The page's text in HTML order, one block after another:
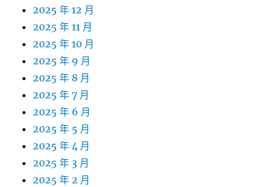
2025 年 12 月
2025 年 11 月
2025 年 10 月
2025 年 9 月
2025 年 8 月
2025 年 7 月
2025 年 6 月
2025 年 5 月
2025 年 4 月
2025 年 3 月
2025 年 2 月